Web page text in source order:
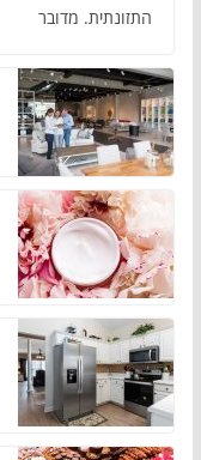
התזונתית. מדובר